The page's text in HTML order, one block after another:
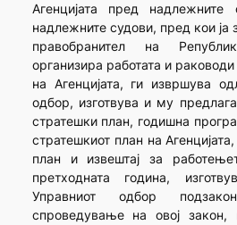
Агенцијата пред
надлежните судови, пред кои
правобранител на
организира работата и
на Агенцијата, ги извршува
одбор, изготвува и му
стратешки план, годишна
стратешкиот план на
план и извештај за
претходната година,
Управниот одбор
спроведување на овој закон,